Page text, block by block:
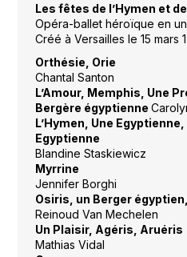
Les fêtes de l’Hymen et
Opéra-ballet héroïque en
Créé à Versailles le 15 mars
Orthésie, Orie
Chantal Santon
L’Amour, Memphis, Une
Bergère égyptienne
L’Hymen, Une
Egyptienne
Blandine Staskiewicz
Myrrine
Jennifer Borghi
Osiris, un Berger
Reinoud Van Mechelen
Un Plaisir, Agéris, Aruéris
Mathias Vidal